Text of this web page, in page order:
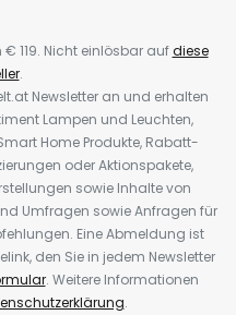
119. Nicht einlösbar aufdiese
.
Newsletter an und erhalten
Lampen und Leuchten,
Home Produkte, Rabatt-
oder Aktionspakete,
sowie Inhalte von
Umfragen sowie Anfragen für
Eine Abmeldung ist
den Sie in jedem Newsletter
. Weitere Informationen
.